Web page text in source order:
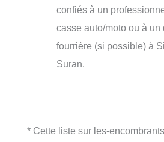
confiés à un
casse auto/moto ou à un
fourrière (si possible) à
Suran.
* Cette liste sur les-